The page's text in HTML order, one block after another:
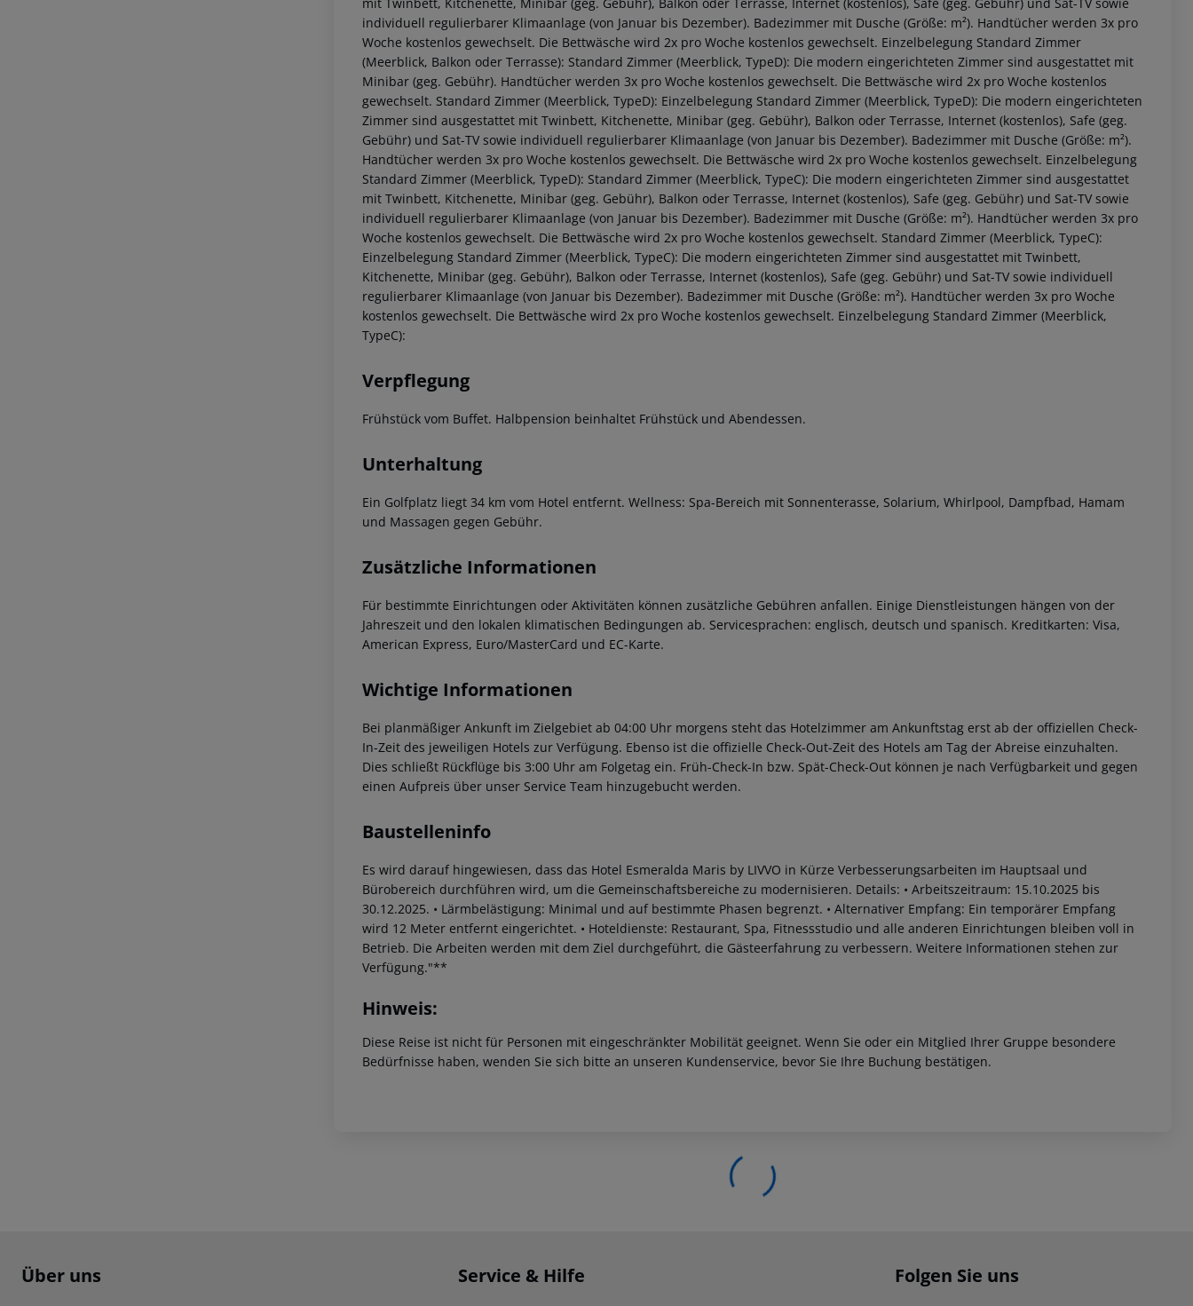
individuell regulierbarer Klimaanlage (von Januar bis Dezember). Badezimmer mit Dusche (Größe: m²). Handtücher werden 3x pro
Woche kostenlos gewechselt. Die Bettwäsche wird 2x pro Woche kostenlos gewechselt. Einzelbelegung Standard Zimmer
(Meerblick, Balkon oder Terrasse): Standard Zimmer (Meerblick, TypeD): Die modern eingerichteten Zimmer sind ausgestattet mit
Minibar (geg. Gebühr). Handtücher werden 3x pro Woche kostenlos gewechselt. Die Bettwäsche wird 2x pro Woche kostenlos
gewechselt. Standard Zimmer (Meerblick, TypeD): Einzelbelegung Standard Zimmer (Meerblick, TypeD): Die modern eingerichteten
Zimmer sind ausgestattet mit Twinbett, Kitchenette, Minibar (geg. Gebühr), Balkon oder Terrasse, Internet (kostenlos), Safe (geg.
Gebühr) und Sat-TV sowie individuell regulierbarer Klimaanlage (von Januar bis Dezember). Badezimmer mit Dusche (Größe: m²).
Handtücher werden 3x pro Woche kostenlos gewechselt. Die Bettwäsche wird 2x pro Woche kostenlos gewechselt. Einzelbelegung
Standard Zimmer (Meerblick, TypeD): Standard Zimmer (Meerblick, TypeC): Die modern eingerichteten Zimmer sind ausgestattet
mit Twinbett, Kitchenette, Minibar (geg. Gebühr), Balkon oder Terrasse, Internet (kostenlos), Safe (geg. Gebühr) und Sat-TV sowie
individuell regulierbarer Klimaanlage (von Januar bis Dezember). Badezimmer mit Dusche (Größe: m²). Handtücher werden 3x pro
Woche kostenlos gewechselt. Die Bettwäsche wird 2x pro Woche kostenlos gewechselt. Standard Zimmer (Meerblick, TypeC):
Einzelbelegung Standard Zimmer (Meerblick, TypeC): Die modern eingerichteten Zimmer sind ausgestattet mit Twinbett,
Kitchenette, Minibar (geg. Gebühr), Balkon oder Terrasse, Internet (kostenlos), Safe (geg. Gebühr) und Sat-TV sowie individuell
regulierbarer Klimaanlage (von Januar bis Dezember). Badezimmer mit Dusche (Größe: m²). Handtücher werden 3x pro Woche
kostenlos gewechselt. Die Bettwäsche wird 2x pro Woche kostenlos gewechselt. Einzelbelegung Standard Zimmer (Meerblick,
TypeC):
Verpflegung
Frühstück vom Buffet. Halbpension beinhaltet Frühstück und Abendessen.
Unterhaltung
Ein Golfplatz liegt 34 km vom Hotel entfernt. Wellness: Spa-Bereich mit Sonnenterasse, Solarium, Whirlpool, Dampfbad, Hamam
und Massagen gegen Gebühr.
Zusätzliche Informationen
Für bestimmte Einrichtungen oder Aktivitäten können zusätzliche Gebühren anfallen. Einige Dienstleistungen hängen von der
Jahreszeit und den lokalen klimatischen Bedingungen ab. Servicesprachen: englisch, deutsch und spanisch. Kreditkarten: Visa,
American Express, Euro/MasterCard und EC-Karte.
Wichtige Informationen
Bei planmäßiger Ankunft im Zielgebiet ab 04:00 Uhr morgens steht das Hotelzimmer am Ankunftstag erst ab der offiziellen Check-
In-Zeit des jeweiligen Hotels zur Verfügung. Ebenso ist die offizielle Check-Out-Zeit des Hotels am Tag der Abreise einzuhalten.
Dies schließt Rückflüge bis 3:00 Uhr am Folgetag ein. Früh-Check-In bzw. Spät-Check-Out können je nach Verfügbarkeit und gegen
einen Aufpreis über unser Service Team hinzugebucht werden.
Baustelleninfo
Es wird darauf hingewiesen, dass das Hotel Esmeralda Maris by LIVVO in Kürze Verbesserungsarbeiten im Hauptsaal und
Bürobereich durchführen wird, um die Gemeinschaftsbereiche zu modernisieren. Details: • Arbeitszeitraum: 15.10.2025 bis
30.12.2025. • Lärmbelästigung: Minimal und auf bestimmte Phasen begrenzt. • Alternativer Empfang: Ein temporärer Empfang
wird 12 Meter entfernt eingerichtet. • Hoteldienste: Restaurant, Spa, Fitnessstudio und alle anderen Einrichtungen bleiben voll in
Betrieb. Die Arbeiten werden mit dem Ziel durchgeführt, die Gästeerfahrung zu verbessern. Weitere Informationen stehen zur
Verfügung."**
Hinweis:
Diese Reise ist nicht für Personen mit eingeschränkter Mobilität geeignet. Wenn Sie oder ein Mitglied Ihrer Gruppe besondere
Bedürfnisse haben, wenden Sie sich bitte an unseren Kundenservice, bevor Sie Ihre Buchung bestätigen.
Footer navigation
Über uns Service & Hilfe Folgen Sie uns